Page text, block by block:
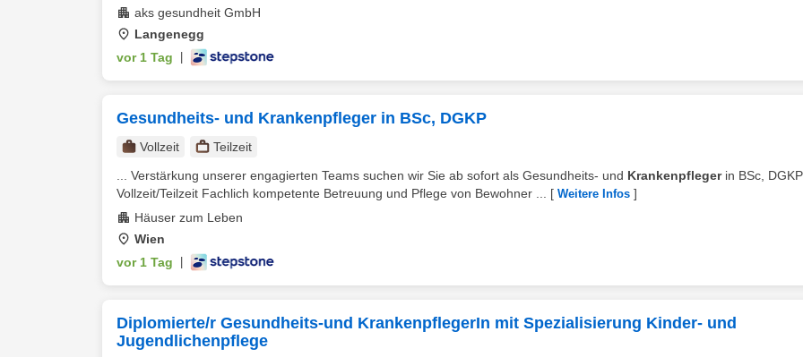
aks gesundheit GmbH
Langenegg
vor 1 Tag
Gesundheits- und Krankenpfleger in BSc, DGKP
Vollzeit
Teilzeit
... Verstärkung unserer engagierten Teams suchen wir Sie ab sofort als Gesundheits- und Krankenpflegerin BSc, DGKP
Vollzeit/Teilzeit Fachlich kompetente Betreuung und Pflege von Bewohner ...
[ Weitere Infos ]
Häuser zum Leben
Wien
vor 1 Tag
Diplomierte/r Gesundheits-und KrankenpflegerIn mit Spezialisierung Kinder- und
Jugendlichenpflege